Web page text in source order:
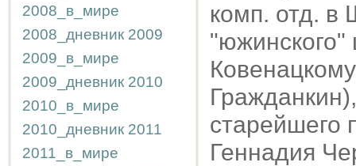
2008_в_мире
2008_дневник 2009
2009_в_мире
2009_дневник 2010
2010_в_мире
2010_дневник 2011
2011_в_мире
комп. отд. в
"южинского"
старейшего
Геннадия